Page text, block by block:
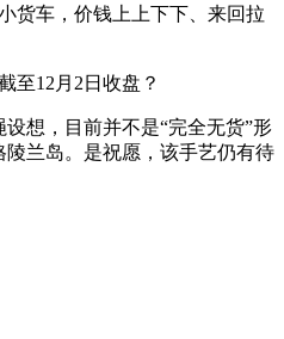
货车，价钱上上下下、来回拉
至12月2日收盘？
想，目前并不是“完全无货”形
兰岛。是祝愿，该手艺仍有待